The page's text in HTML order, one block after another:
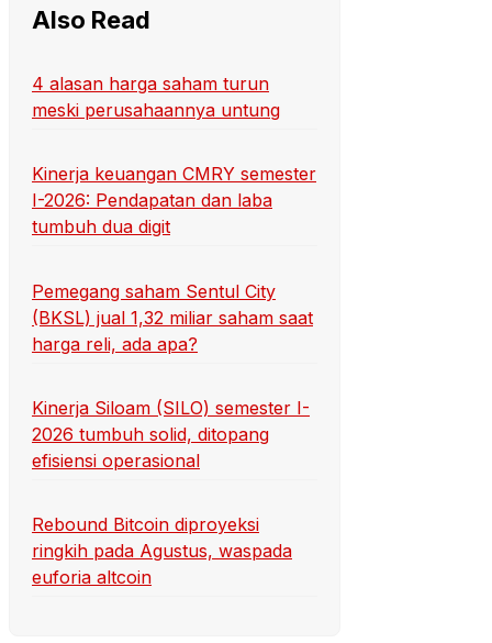
Also Read
4 alasan harga saham turun
meski perusahaannya untung
Kinerja keuangan CMRY semester
I-2026: Pendapatan dan laba
tumbuh dua digit
Pemegang saham Sentul City
(BKSL) jual 1,32 miliar saham saat
harga reli, ada apa?
Kinerja Siloam (SILO) semester I-
2026 tumbuh solid, ditopang
efisiensi operasional
Rebound Bitcoin diproyeksi
ringkih pada Agustus, waspada
euforia altcoin